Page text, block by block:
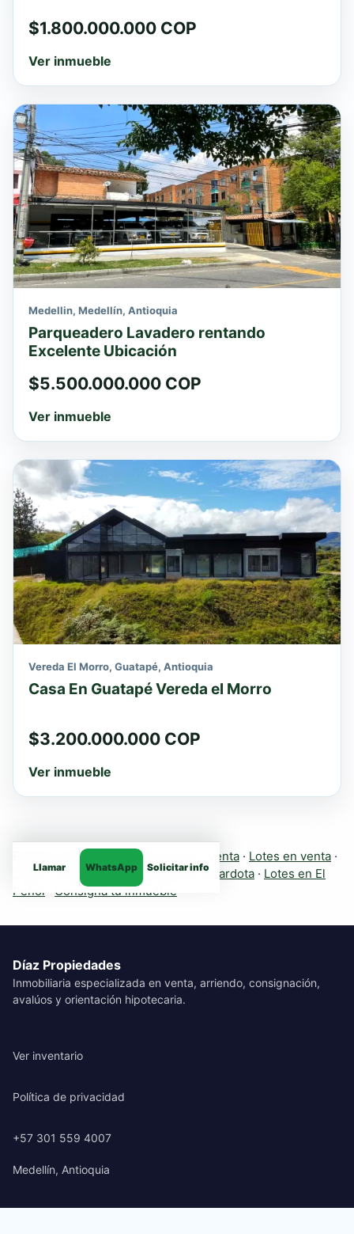
$1.800.000.000 COP
Ver inmueble
Medellin, Medellín, Antioquia
Parqueadero Lavadero rentando
Excelente Ubicación
$5.500.000.000 COP
Ver inmueble
Vereda El Morro, Guatapé, Antioquia
Casa En Guatapé Vereda el Morro
$3.200.000.000 COP
Ver inmueble
Llamar WhatsApp Solicitar info
Explora más inmuebles: Fincas en venta · Lotes en venta ·
Casas·Apartamentos· Fincas en Girardota · Lotes en El
Peñol
Consigna tu inmueble
Díaz Propiedades
Inmobiliaria especializada en venta, arriendo, consignación,
avalúos y orientación hipotecaria.
Ver inventario
Política de privacidad
+57 301 559 4007
Medellín, Antioquia